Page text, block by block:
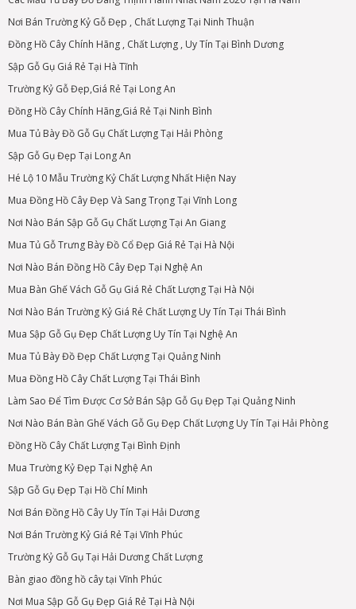
Nơi Bán Trường Kỷ Gỗ Đẹp , Chất Lượng Tại Ninh Thuận
Đồng Hồ Cây Chính Hãng , Chất Lượng , Uy Tín Tại Bình Dương
Sập Gỗ Gụ Giá Rẻ Tại Hà Tĩnh
Trường Kỷ Gỗ Đẹp,Giá Rẻ Tại Long An
Đồng Hồ Cây Chính Hãng,Giá Rẻ Tại Ninh Bình
Mua Tủ Bày Đồ Gỗ Gụ Chất Lượng Tại Hải Phòng
Sập Gỗ Gụ Đẹp Tại Long An
Hé Lộ 10 Mẫu Trường Kỷ Chất Lượng Nhất Hiện Nay
Mua Đồng Hồ Cây Đẹp Và Sang Trọng Tại Vĩnh Long
Nơi Nào Bán Sập Gỗ Gụ Chất Lượng Tại An Giang
Mua Tủ Gỗ Trưng Bày Đồ Cổ Đẹp Giá Rẻ Tại Hà Nội
Nơi Nào Bán Đồng Hồ Cây Đẹp Tại Nghệ An
Mua Bàn Ghế Vách Gỗ Gụ Giá Rẻ Chất Lượng Tại Hà Nội
Nơi Nào Bán Trường Kỷ Giá Rẻ Chất Lượng Uy Tín Tại Thái Bình
Mua Sập Gỗ Gụ Đẹp Chất Lượng Uy Tín Tại Nghệ An
Mua Tủ Bày Đồ Đẹp Chất Lượng Tại Quảng Ninh
Mua Đồng Hồ Cây Chất Lượng Tại Thái Bình
Làm Sao Để Tìm Được Cơ Sở Bán Sập Gỗ Gụ Đẹp Tại Quảng Ninh
Nơi Nào Bán Bàn Ghế Vách Gỗ Gụ Đẹp Chất Lượng Uy Tín Tại Hải Phòng
Đồng Hồ Cây Chất Lượng Tại Bình Định
Mua Trường Kỷ Đẹp Tại Nghệ An
Sập Gỗ Gụ Đẹp Tại Hồ Chí Minh
Nơi Bán Đồng Hồ Cây Uy Tín Tại Hải Dương
Nơi Bán Trường Kỷ Giá Rẻ Tại Vĩnh Phúc
Trường Kỷ Gỗ Gụ Tại Hải Dương Chất Lượng
Bàn giao đồng hồ cây tại Vĩnh Phúc
Nơi Mua Sập Gỗ Gụ Đẹp Giá Rẻ Tại Hà Nội